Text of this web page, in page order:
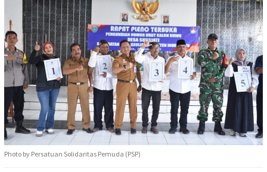
Photo by Persatuan Solidaritas Pemuda (PSP)